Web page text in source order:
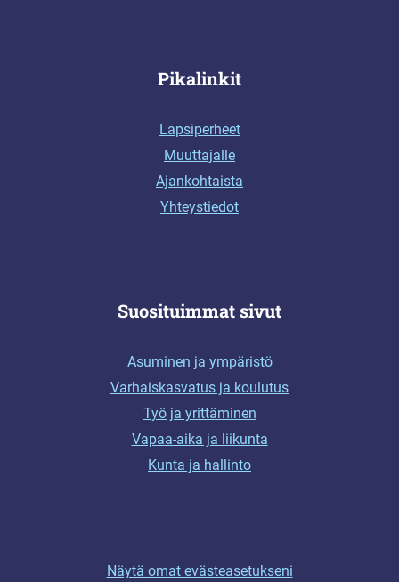
Pikalinkit
Lapsiperheet
Muuttajalle
Ajankohtaista
Yhteystiedot
Suosituimmat sivut
Asuminen ja ympäristö
Varhaiskasvatus ja koulutus
Työ ja yrittäminen
Vapaa-aika ja liikunta
Kunta ja hallinto
Näytä omat evästeasetukseni